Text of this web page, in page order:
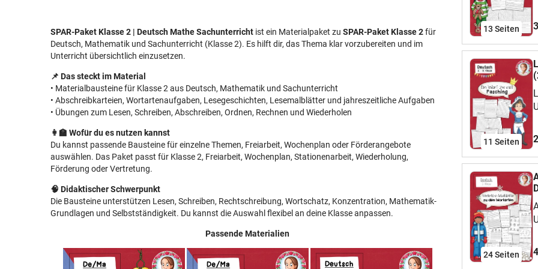
SPAR-Paket Klasse 2 | Deutsch Mathe Sachunterricht ist ein Materialpaket zu SPAR-Paket Klasse 2für
Deutsch, Mathematik und Sachunterricht (Klasse 2). Es hilft dir, das Thema klar vorzubereiten und im
Unterricht übersichtlich einzusetzen.
📌 Das steckt im Material
• Materialbausteine für Klasse 2 aus Deutsch, Mathematik und Sachunterricht
• Abschreibkarteien, Wortartenaufgaben, Lesegeschichten, Lesemalblätter und jahreszeitliche Aufgaben
• Übungen zum Lesen, Schreiben, Abschreiben, Ordnen, Rechnen und Wiederholen
👩‍🏫 Wofür du es nutzen kannst
Du kannst passende Bausteine für einzelne Themen, Freiarbeit, Wochenplan oder Förderangebote
auswählen. Das Paket passt für Klasse 2, Freiarbeit, Wochenplan, Stationenarbeit, Wiederholung,
Förderung oder Vertretung.
🧠 Didaktischer Schwerpunkt
Die Bausteine unterstützen Lesen, Schreiben, Rechtschreibung, Wortschatz, Konzentration, Mathematik-
Grundlagen und Selbstständigkeit. Du kannst die Auswahl flexibel an deine Klasse anpassen.
Passende Materialien
13 Seiten
11 Seiten
24Seiten